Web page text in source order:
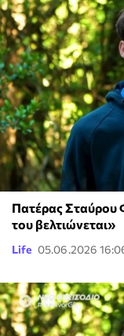
Πατέρας Σταύρου
του βελτιώνεται»
Life 05.06.2026